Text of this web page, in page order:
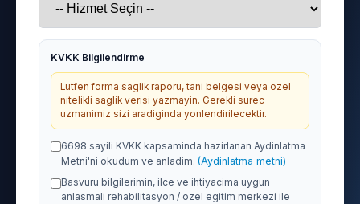
KVKK Bilgilendirme
Lutfen forma saglik raporu, tani belgesi veya ozel
nitelikli saglik verisi yazmayin. Gerekli surec
uzmanimiz sizi aradiginda yonlendirilecektir.
6698 sayili KVKK kapsaminda hazirlanan Aydinlatma
Metni'ni okudum ve anladim. (Aydinlatma metni)
Basvuru bilgilerimin, ilce ve ihtiyacima uygun
anlasmali rehabilitasyon / ozel egitim merkezi ile